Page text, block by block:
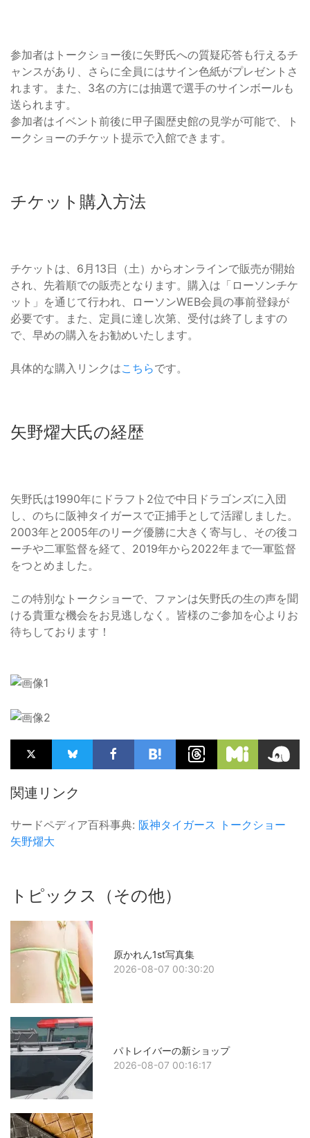
参加者はトークショー後に矢野氏への質疑応答も行えるチ
ャンスがあり、さらに全員にはサイン色紙がプレゼントさ
れます。また、3名の方には抽選で選手のサインボールも
送られます。
参加者はイベント前後に甲子園歴史館の見学が可能で、ト
ークショーのチケット提示で入館できます。
チケット購入方法
チケットは、6月13日（土）からオンラインで販売が開始
され、先着順での販売となります。購入は「ローソンチケ
ット」を通じて行われ、ローソンWEB会員の事前登録が
必要です。また、定員に達し次第、受付は終了しますの
で、早めの購入をお勧めいたします。
具体的な購入リンクはこちらです。
矢野燿大氏の経歴
矢野氏は1990年にドラフト2位で中日ドラゴンズに入団
し、のちに阪神タイガースで正捕手として活躍しました。
2003年と2005年のリーグ優勝に大きく寄与し、その後コ
ーチや二軍監督を経て、2019年から2022年まで一軍監督
をつとめました。
この特別なトークショーで、ファンは矢野氏の生の声を聞
ける貴重な機会をお見逃しなく。皆様のご参加を心よりお
待ちしております！
関連リンク
サードペディア百科事典: 阪神タイガース
トークショー
矢野燿大
トピックス（その他）
原かれん1st写真集
2026-08-07 00:30:20
パトレイバーの新ショップ
2026-08-07 00:16:17